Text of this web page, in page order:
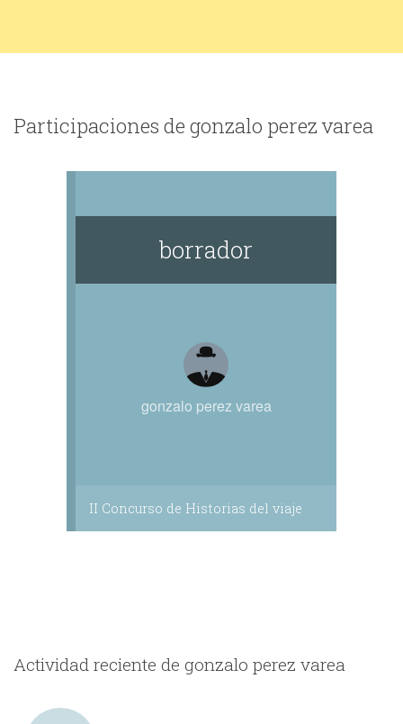
Participaciones de gonzalo perez varea
borrador
gonzalo perez varea
II Concurso de Historias del viaje
Actividad reciente de gonzalo perez varea